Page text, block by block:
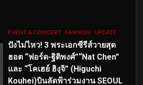
EVENT & CONCERT FASHION UPDATE
ปังไม่ไหว! 3 พระเอกซีรีส์วายสุด
ฮอต “ฟอร์ด-ฐิติพงศ์”“Nat Chen”
และ “โคเฮย์ ฮิงุจิ” (Higuchi
Kouhei)บินลัดฟ้าร่วมงาน SEOUL